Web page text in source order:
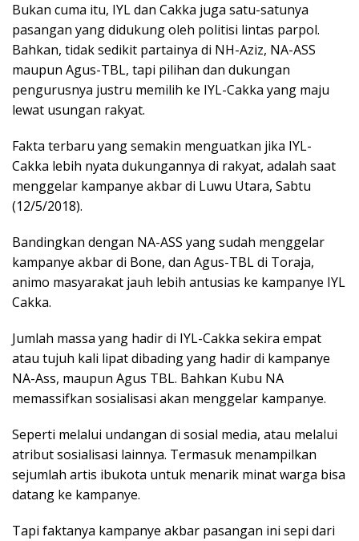
Bukan cuma itu, IYL dan Cakka juga satu-satunya
pasangan yang didukung oleh politisi lintas parpol.
Bahkan, tidak sedikit partainya di NH-Aziz, NA-ASS
maupun Agus-TBL, tapi pilihan dan dukungan
pengurusnya justru memilih ke IYL-Cakka yang maju
lewat usungan rakyat.
Fakta terbaru yang semakin menguatkan jika IYL-
Cakka lebih nyata dukungannya di rakyat, adalah saat
menggelar kampanye akbar di Luwu Utara, Sabtu
(12/5/2018).
Bandingkan dengan NA-ASS yang sudah menggelar
kampanye akbar di Bone, dan Agus-TBL di Toraja,
animo masyarakat jauh lebih antusias ke kampanye IYL
Cakka.
Jumlah massa yang hadir di IYL-Cakka sekira empat
atau tujuh kali lipat dibading yang hadir di kampanye
NA-Ass, maupun Agus TBL. Bahkan Kubu NA
memassifkan sosialisasi akan menggelar kampanye.
Seperti melalui undangan di sosial media, atau melalui
atribut sosialisasi lainnya. Termasuk menampilkan
sejumlah artis ibukota untuk menarik minat warga bisa
datang ke kampanye.
Tapi faktanya kampanye akbar pasangan ini sepi dari